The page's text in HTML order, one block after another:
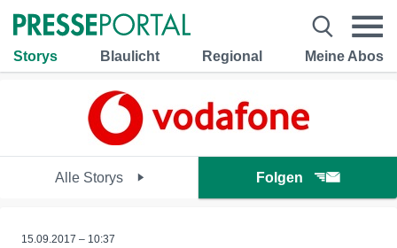
Storys Blaulicht Regional Meine Abos
Alle Storys Folgen
15.09.2017 – 10:37